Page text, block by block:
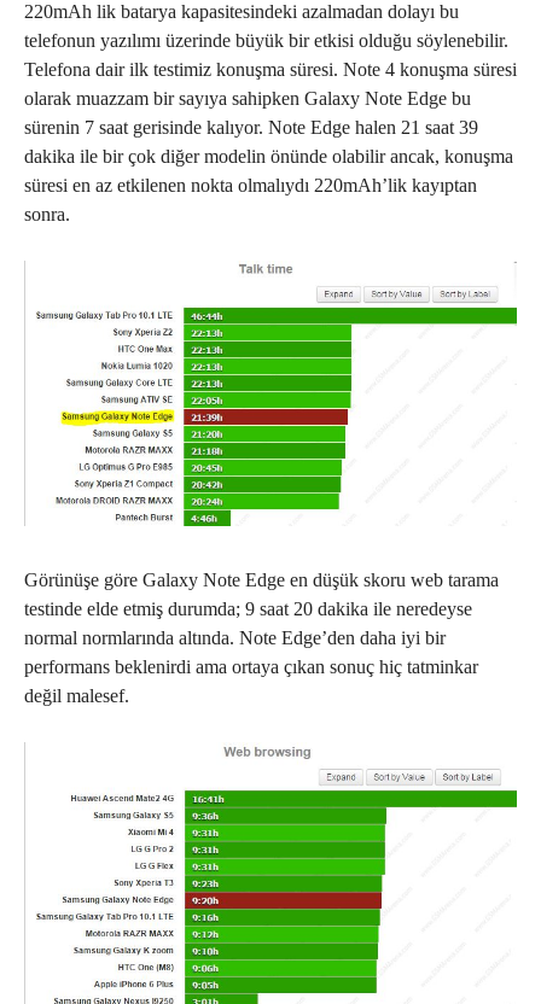
220mAh lik batarya kapasitesindeki azalmadan dolayı bu
telefonun yazılımı üzerinde büyük bir etkisi olduğu söylenebilir.
Telefona dair ilk testimiz konuşma süresi. Note 4 konuşma süresi
olarak muazzam bir sayıya sahipken Galaxy Note Edge bu
sürenin 7 saat gerisinde kalıyor. Note Edge halen 21 saat 39
dakika ile bir çok diğer modelin önünde olabilir ancak, konuşma
süresi en az etkilenen nokta olmalıydı 220mAh’lik kayıptan
sonra.
Görünüşe göre Galaxy Note Edge en düşük skoru web tarama
testinde elde etmiş durumda; 9 saat 20 dakika ile neredeyse
normal normlarında altında. Note Edge’den daha iyi bir
performans beklenirdi ama ortaya çıkan sonuç hiç tatminkar
değil malesef.